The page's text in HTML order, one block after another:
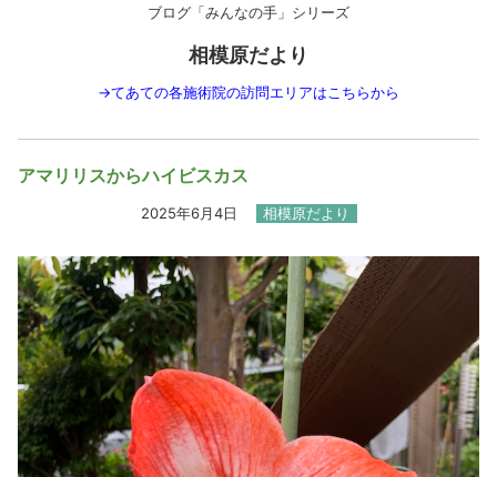
ブログ「みんなの手」シリーズ
相模原だより
→てあての各施術院の訪問エリアはこちらから
アマリリスからハイビスカス
2025年6月4日 相模原だより